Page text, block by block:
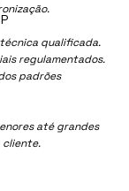
qualificada.
regulamentados.
padrões
até grandes
cliente.